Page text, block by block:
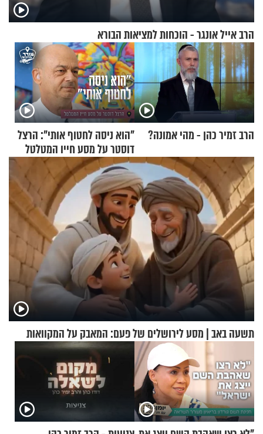
הרב אייל אונגר - הוכחות למציאות הבורא
הרב זמיר כהן - מהי אמונה?
"הוא ניסה לחטוף אותי": הרצל
דוסטר על מסע חייו המטלטל
תשעה באב | מסע לירושלים של פעם: המאבק על המקוואות